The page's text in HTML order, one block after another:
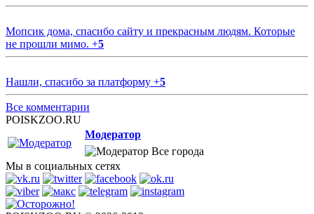
Мопсик дома, спасибо сайту и прекрасным людям. Которые
не прошли мимо. +5
Нашли, спасибо за платформу +5
Все комментарии
POISKZOO.RU
Модератор
Все города
Мы в социальных сетях